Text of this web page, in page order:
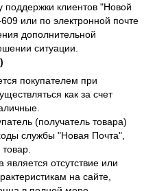
поддержки клиентов "Новой
или по электронной почте
дополнительной
ситуации.
покупателем при
как за счет
(получатель товара)
службы "Новая Почта",
является отсутствие или
на сайте,